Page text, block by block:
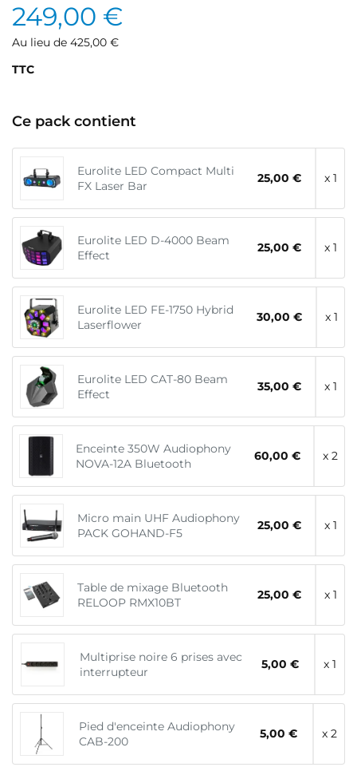
249,00 €
Au lieu de 425,00 €
TTC
Ce pack contient
Eurolite LED Compact Multi
FX Laser Bar
25,00 € x 1
Eurolite LED D-4000 Beam
Effect
25,00 € x 1
Eurolite LED FE-1750 Hybrid
Laserflower
30,00 € x 1
Eurolite LED CAT-80 Beam
Effect
35,00 € x 1
Enceinte 350W Audiophony
NOVA-12A Bluetooth
60,00 € x 2
Micro main UHF Audiophony
PACK GOHAND-F5
25,00 € x 1
Table de mixage Bluetooth
RELOOP RMX10BT
25,00 € x 1
Multiprise noire 6 prises avec
interrupteur
5,00 € x 1
Pied d'enceinte Audiophony
CAB-200
5,00 € x 2